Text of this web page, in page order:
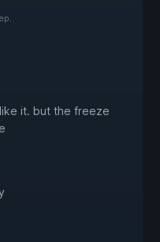
it. but the freeze